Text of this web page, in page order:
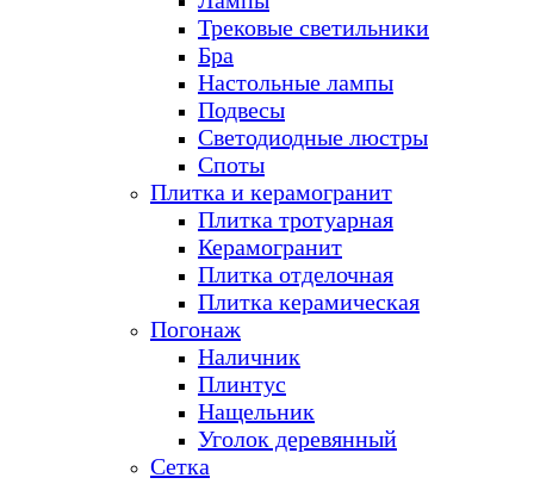
Трековые светильники
Бра
Настольные лампы
Подвесы
Светодиодные люстры
Споты
Плитка и керамогранит
Плитка тротуарная
Керамогранит
Плитка отделочная
Плитка керамическая
Погонаж
Наличник
Плинтус
Нащельник
Уголок деревянный
Сетка